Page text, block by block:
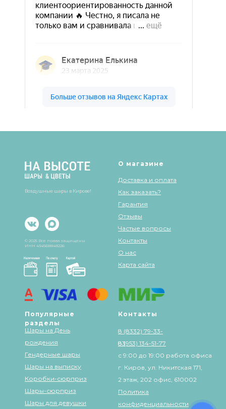
О магазине
Доставка и оплата
Популярные
разделы
Шары на День
рождения
Контакты
© 2025 Все права защищены
Как заказать?
Гарантия
Отзывы
Частые вопросы
Контакты
О нас
Гендерные шары
Шары на выписку
Коробки-сюрприз
Шары-сюрприз
Шары для девушки
8 (8332) 79-33-
83
8 (953) 134-51-77
с 9:00 до 19:00 работа офиса
г. Киров, ул. Никитская 171,
2 этаж, 202 офис, 610002
ИНН 434568848226
Политика
конфиденциальности
Карта сайта
Воздушные шары в Кирове!